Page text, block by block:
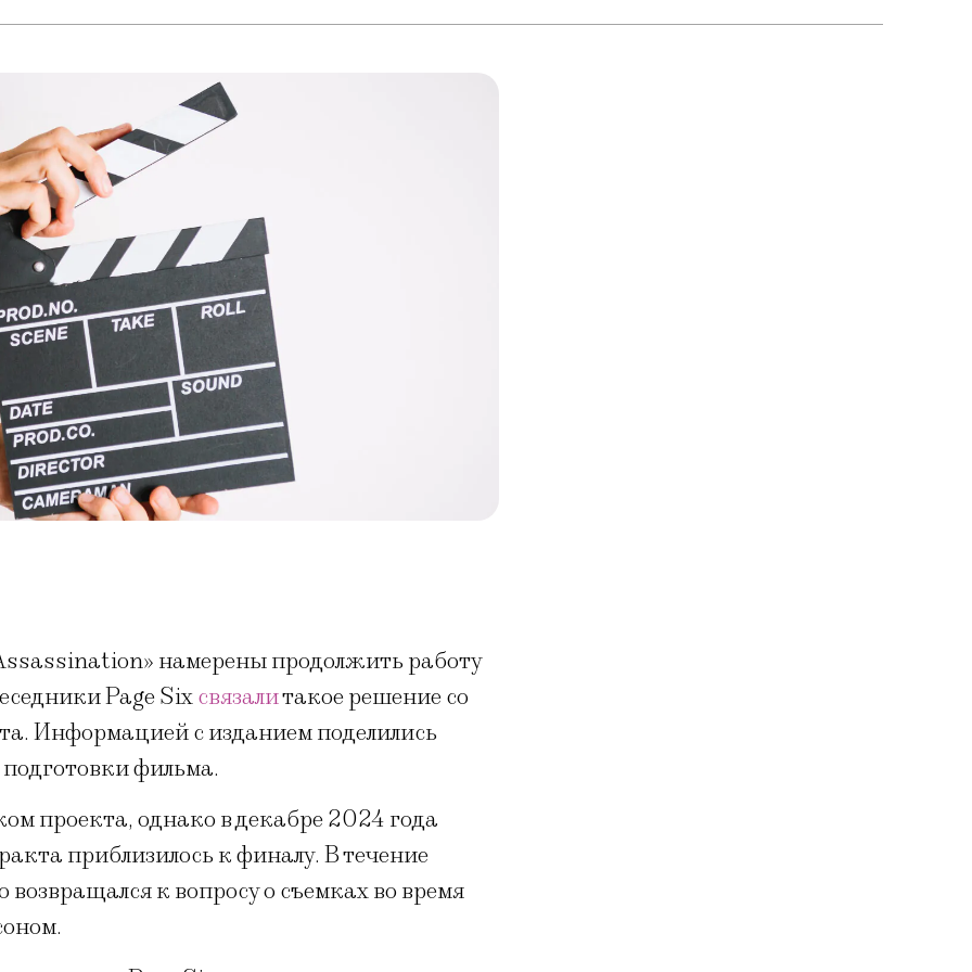
намерены продолжить работу
Page Sixсвязалитакое решение со
Информацией с изданием поделились
фильма.
проекта, однако в декабре 2024 года
приблизилось к финалу. В течение
к вопросу о съемках во время